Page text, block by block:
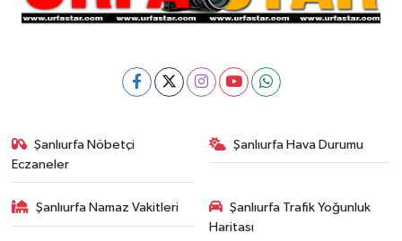
Şanlıurfa Nöbetçi
Eczaneler
Şanlıurfa Hava Durumu
Şanlıurfa Namaz Vakitleri
Şanlıurfa Trafik Yoğunluk
Haritası